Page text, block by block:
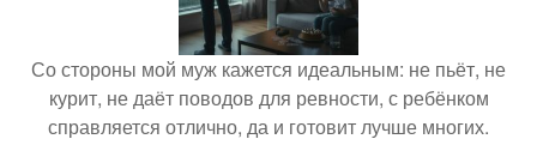
Со стороны мой муж кажется идеальным: не пьёт, не
курит, не даёт поводов для ревности, с ребёнком
справляется отлично, да и готовит лучше многих.